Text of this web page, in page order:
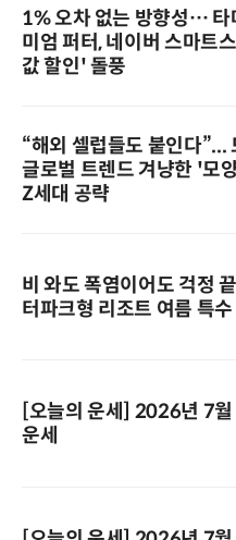
1% 오차 없는 방향성… 타
미엄 퍼터, 네이버 스마트
값 할인' 돌풍
“해외 셀럽들도 붙인다”...
글로벌 트렌드 겨냥한 '모
Z세대 공략
비 와도 폭염이어도 걱정
터파크형 리조트 여름 특수
[오늘의 운세] 2026년 7
운세